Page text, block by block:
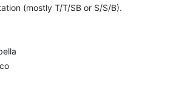
(mostly T/T/SB or S/S/B).